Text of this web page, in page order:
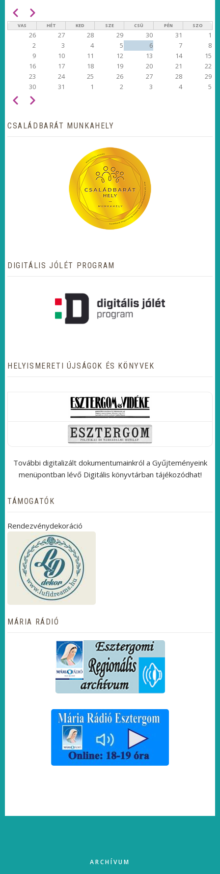
OLDALSZÁMOZÁS
Előző Következő
VAS HÉT KED SZE CSÜ PÉN SZO
26 27 28 29 30 31
1
2
3 4 5 6 7
8
9
10 11 12 13 14
15
16
17 18 19 20 21
22
23
24 25 26 27 28
29
30
31 1 2 3 4 5
OLDALSZÁMOZÁS
Előző Következő
CSALÁDBARÁT MUNKAHELY
DIGITÁLIS JÓLÉT PROGRAM
HELYISMERETI ÚJSÁGOK ÉS KÖNYVEK
További digitalizált dokumentumainkról a Gyűjteményeink
menüpontban lévő Digitális könyvtárban tájékozódhat!
TÁMOGATÓK
Rendezvénydekoráció
MÁRIA RÁDIÓ
ARCHÍVUM